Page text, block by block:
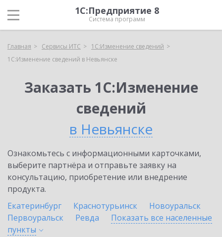
1С:Предприятие 8
Система программ
Главная Сервисы ИТС
1С:Изменение сведений
1С:Изменение сведений в Невьянске
Заказать 1С:Изменение
сведений
в Невьянске
Ознакомьтесь с информационными карточками,
выберите партнёра и отправьте заявку на
консультацию, приобретение или внедрение
продукта.
Екатеринбург
Краснотурьинск
Новоуральск
Первоуральск
Ревда
Показать все населенные
пункты